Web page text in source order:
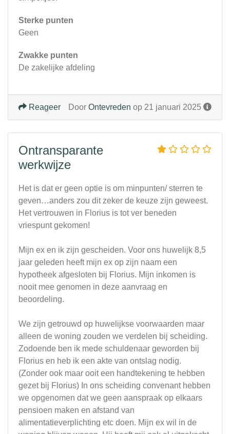
Sterke punten
Geen
Zwakke punten
De zakelijke afdeling
Door Ontevreden op 21 januari 2025
Reageer
Ontransparante
werkwijze
Het is dat er geen optie is om minpunten/ sterren te
geven…anders zou dit zeker de keuze zijn geweest.
Het vertrouwen in Florius is tot ver beneden
vriespunt gekomen!
Mijn ex en ik zijn gescheiden. Voor ons huwelijk 8,5
jaar geleden heeft mijn ex op zijn naam een
hypotheek afgesloten bij Florius. Mijn inkomen is
nooit mee genomen in deze aanvraag en
beoordeling.
We zijn getrouwd op huwelijkse voorwaarden maar
alleen de woning zouden we verdelen bij scheiding.
Zodoende ben ik mede schuldenaar geworden bij
Florius en heb ik een akte van ontslag nodig.
(Zonder ook maar ooit een handtekening te hebben
gezet bij Florius) In ons scheiding convenant hebben
we opgenomen dat we geen aanspraak op elkaars
pensioen maken en afstand van
alimentatieverplichting etc doen. Mijn ex wil in de